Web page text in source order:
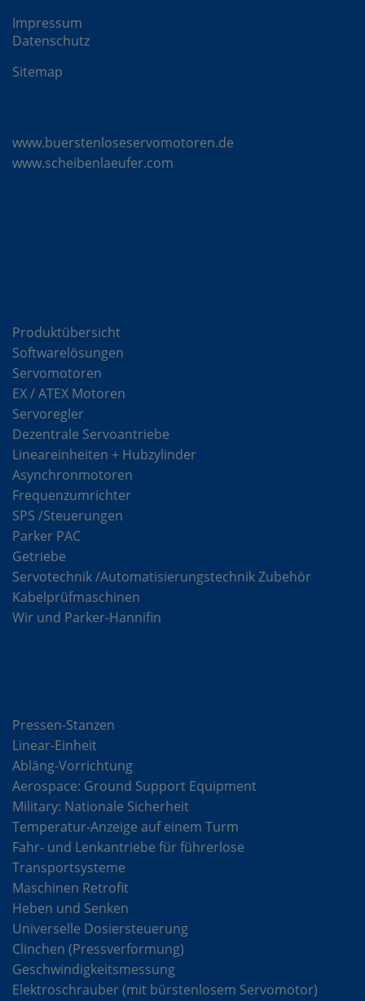
Impressum
Datenschutz
Sitemap
www.buerstenloseservomotoren.de
www.scheibenlaeufer.com
Produktübersicht
Softwarelösungen
Servomotoren
EX / ATEX Motoren
Servoregler
Dezentrale Servoantriebe
Lineareinheiten + Hubzylinder
Asynchronmotoren
Frequenzumrichter
SPS /Steuerungen
Parker PAC
Getriebe
Servotechnik /Automatisierungstechnik Zubehör
Kabelprüfmaschinen
Wir und Parker-Hannifin
Pressen-Stanzen
Linear-Einheit
Abläng-Vorrichtung
Aerospace: Ground Support Equipment
Military: Nationale Sicherheit
Temperatur-Anzeige auf einem Turm
Fahr- und Lenkantriebe für führerlose
Transportsysteme
Maschinen Retrofit
Heben und Senken
Universelle Dosiersteuerung
Clinchen (Pressverformung)
Geschwindigkeitsmessung
Elektroschrauber (mit bürstenlosem Servomotor)